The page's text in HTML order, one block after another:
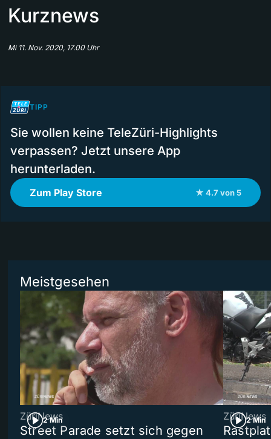
Kurznews
Mi 11. Nov. 2020, 17.00 Uhr
TIPP
Sie wollen keine TeleZüri-Highlights
verpassen? Jetzt unsere App
herunterladen.
Zum Play Store ★ 4.7 von 5
Meistgesehen
2 Min
ZüriNews
Street Parade setzt sich gegen
2 Min
ZüriNews